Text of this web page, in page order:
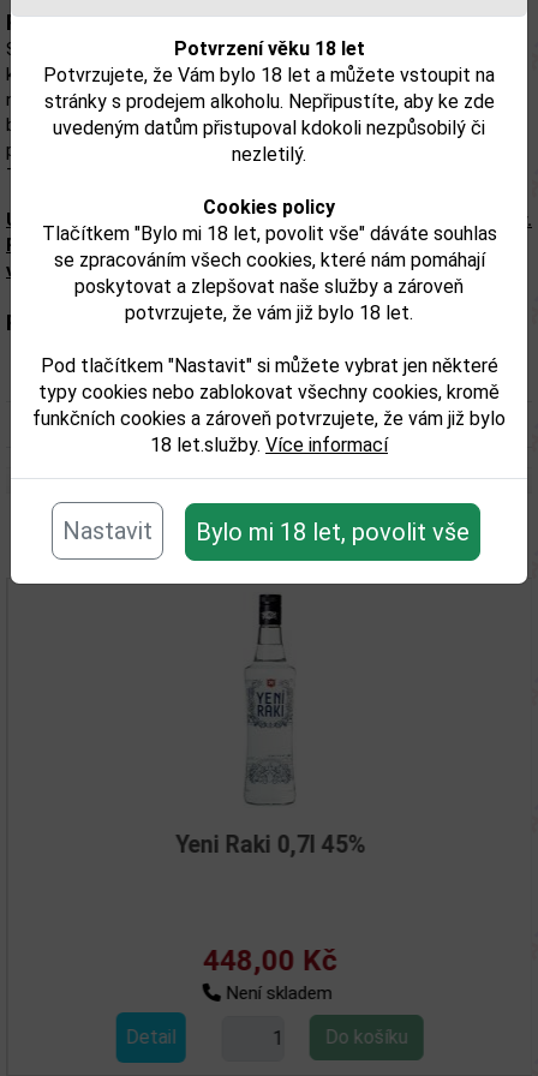
Potvrzení věku 18 let
Potvrzujete, že Vám bylo 18 let a můžete vstoupit na
stránky s prodejem alkoholu. Nepřipustíte, aby ke zde
uvedeným datům přistupoval kdokoli nezpůsobilý či
nezletilý.
Cookies policy
Tlačítkem "Bylo mi 18 let, povolit vše" dáváte souhlas
se zpracováním všech cookies, které nám pomáhají
poskytovat a zlepšovat naše služby a zároveň
potvrzujete, že vám již bylo 18 let.
Pod tlačítkem "Nastavit" si můžete vybrat jen některé
typy cookies nebo zablokovat všechny cookies, kromě
funkčních cookies a zároveň potvrzujete, že vám již bylo
18 let.služby. Více informací
Nastavit Bylo mi 18 let, povolit vše
Popis:
Skvostný bylinný likér, jehož základem jsou extrakty z bylinek v
kompozici s limetou, skořicí a výběrovým medem. Bohaté aroma
navíc doplňují jemné tóny bazalky, levandule, majoránky a jiných
bylinek. Likér je vyroben dle starých domácích receptur z
podtatranských oblastí. K dosažení harmonie chutí odpočívá
Tatra Balsám Špeciál 2 měsíce ve speciální tancích.
Upozorňujeme, že tento produkt může obsahovat alergeny.
Přesné složení a alergeny jsou k dispozici na obalu
výrobku. Zkontrolujte prosím před konzumací.
Parametry:
Obsah alkoholu obj. %: 52
Objem obalu (L): 0,7
Související zboží
Yeni Raki 0,7l 45%
448,00 Kč
Není skladem
Detail